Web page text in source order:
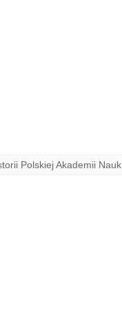
Polskiej Akademii Nauk